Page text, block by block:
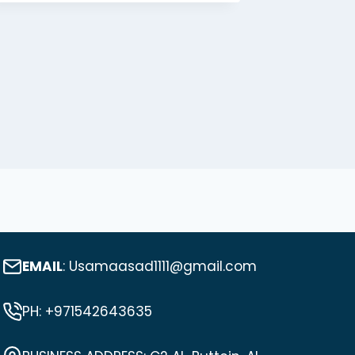
EMAIL: Usamaasad1111@gmail.com
PH: +971542643635